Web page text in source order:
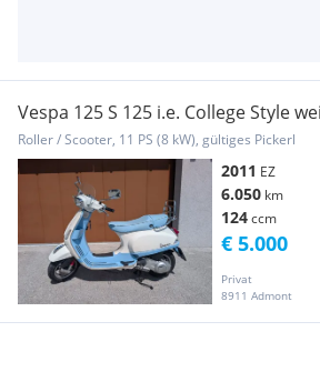
Vespa 125 S 125 i.e. College Style
Roller / Scooter, 11 PS (8 kW), gültiges Pickerl
2011 EZ
6.050 km
124ccm
Privat
8911 Admont
€ 5.000